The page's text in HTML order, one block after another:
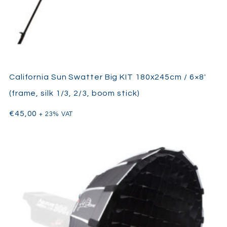
California Sun Swatter Big KIT 180x245cm / 6×8′
(frame, silk 1/3, 2/3, boom stick)
€45,00 + 23% VAT